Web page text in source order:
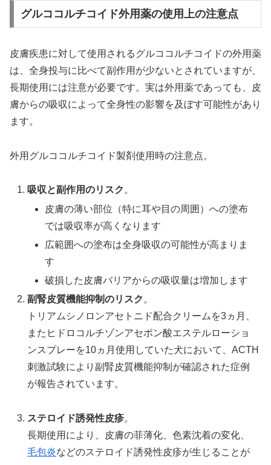
グルココルチコイド外用薬の使用上の注意点
皮膚疾患に対して使用されるグルココルチコイドの外用薬
は、全身投与に比べて副作用が少ないとされていますが、
長期使用には注意が必要です。実は外用薬であっても、皮
膚からの吸収によって全身性の影響を及ぼす可能性があり
ます。
外用グルココルチコイド製剤使用時の注意点。
吸収と副作用のリスク。
皮膚の薄い部位（特に耳や目の周囲）への塗布
では吸収率が高くなります
広範囲への塗布は全身吸収の可能性が高まりま
す
破損した皮膚バリアからの吸収量は増加します
副腎皮質機能抑制のリスク 。
トリアムシノロンアセトニド配合クリームを3ヵ月、
またヒドロコルチゾンアセポン酸エステルローショ
ンスプレーを10ヵ月使用していた犬において、ACTH
刺激試験により副腎皮質機能抑制が確認された症例
が報告されています。
ステロイド誘発性皮疹。
長期使用により、皮膚の菲薄化、色素沈着の変化、
毛包炎などのステロイド誘発性皮疹が生じることが